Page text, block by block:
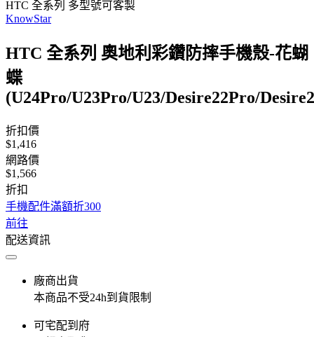
HTC 全系列 多型號可客製
KnowStar
HTC 全系列 奧地利彩鑽防摔手機殼-花蝴
蝶
(U24Pro/U23Pro/U23/Desire22Pro/
折扣價
$1,416
網路價
$1,566
折扣
手機配件滿額折300
前往
配送資訊
廠商出貨
本商品不受24h到貨限制
可宅配到府